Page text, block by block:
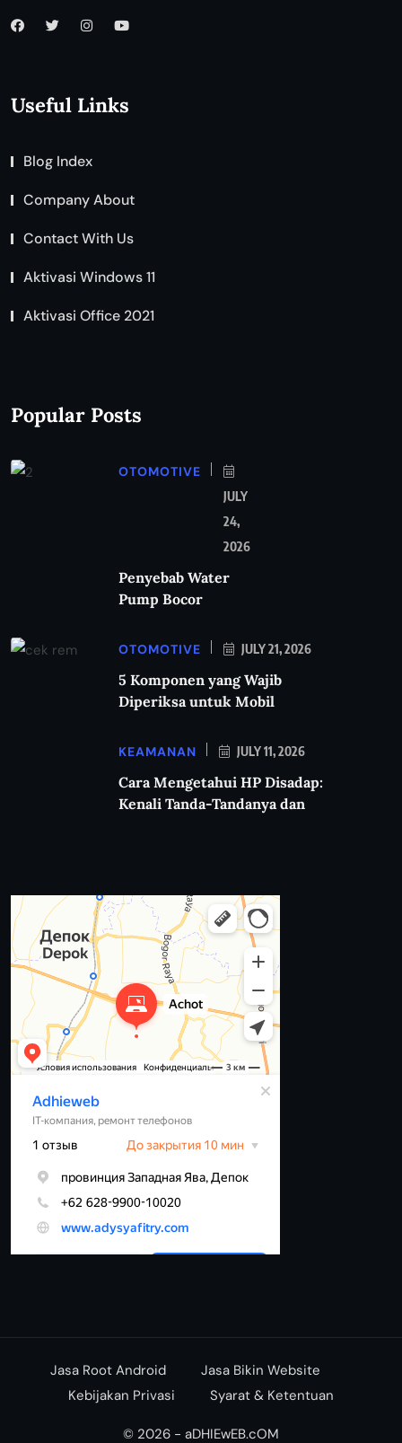
Useful Links
Blog Index
Company About
Contact With Us
Aktivasi Windows 11
Aktivasi Office 2021
Popular Posts
OTOMOTIVE
JULY
24,
2026
Penyebab Water
Pump Bocor
OTOMOTIVE JULY 21, 2026
5 Komponen yang Wajib
Diperiksa untuk Mobil
KEAMANAN JULY 11, 2026
Cara Mengetahui HP Disadap:
Kenali Tanda-Tandanya dan
Jasa Root Android
Jasa Bikin Website
Kebijakan Privasi
Syarat & Ketentuan
© 2026 - aDHIEwEB.cOM